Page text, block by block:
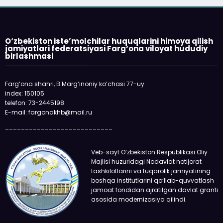
O‘zbekiston iste’molchilar huquqlarini himoya qilish
jamiyatlari federatsiyasi Farg‘ona viloyat hududiy
birlashmasi
Farg‘ona shahri, B.Marg‘inoniy ko‘chasi 77-uy
index: 150105
telefon: 73-2445198
E-mail: fargonakhb@mail.ru
Veb-sayt O‘zbekiston Respublikasi Oliy
Majlisi huzuridagi Nodavlat notijorat
tashkilotlarini va fuqarolik jamiyatining
boshqa institutlarini qo‘llab-quvvatlash
jamoat fondidan ajratilgan davlat granti
asosida modernizasiya qilindi.